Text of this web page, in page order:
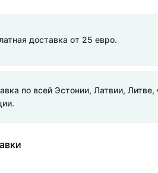
доставка от 25 евро.
по всей Эстонии, Латвии,